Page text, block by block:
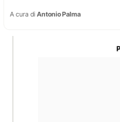
A cura di Antonio Palma